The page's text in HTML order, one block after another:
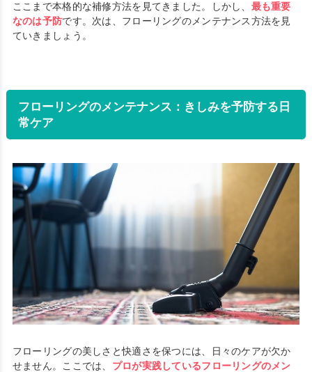
ここまで本格的な補修方法を見てきました。しかし、 最も重要
なのは予防です。次は、フローリングのメンテナンス方法を見
ていきましょう。
フローリングのメンテナンス：きしみを予防する日
常ケア
フローリングの美しさと快適さを保つには、日々のケアが欠か
せません。ここでは、 プロが実践しているフローリングのメン